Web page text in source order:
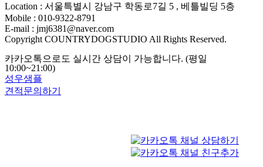
Location : 서울특별시 강남구 학동로7길 5 , 베틀빌딩 5층
Mobile : 010-9322-8791
E-mail : jmj6381@naver.com
Copyright COUNTRYDOGSTUDIO All Rights Reserved.
카카오톡으로도 실시간 상담이 가능합니다. (평일
10:00~21:00)
성우샘플
견적문의하기